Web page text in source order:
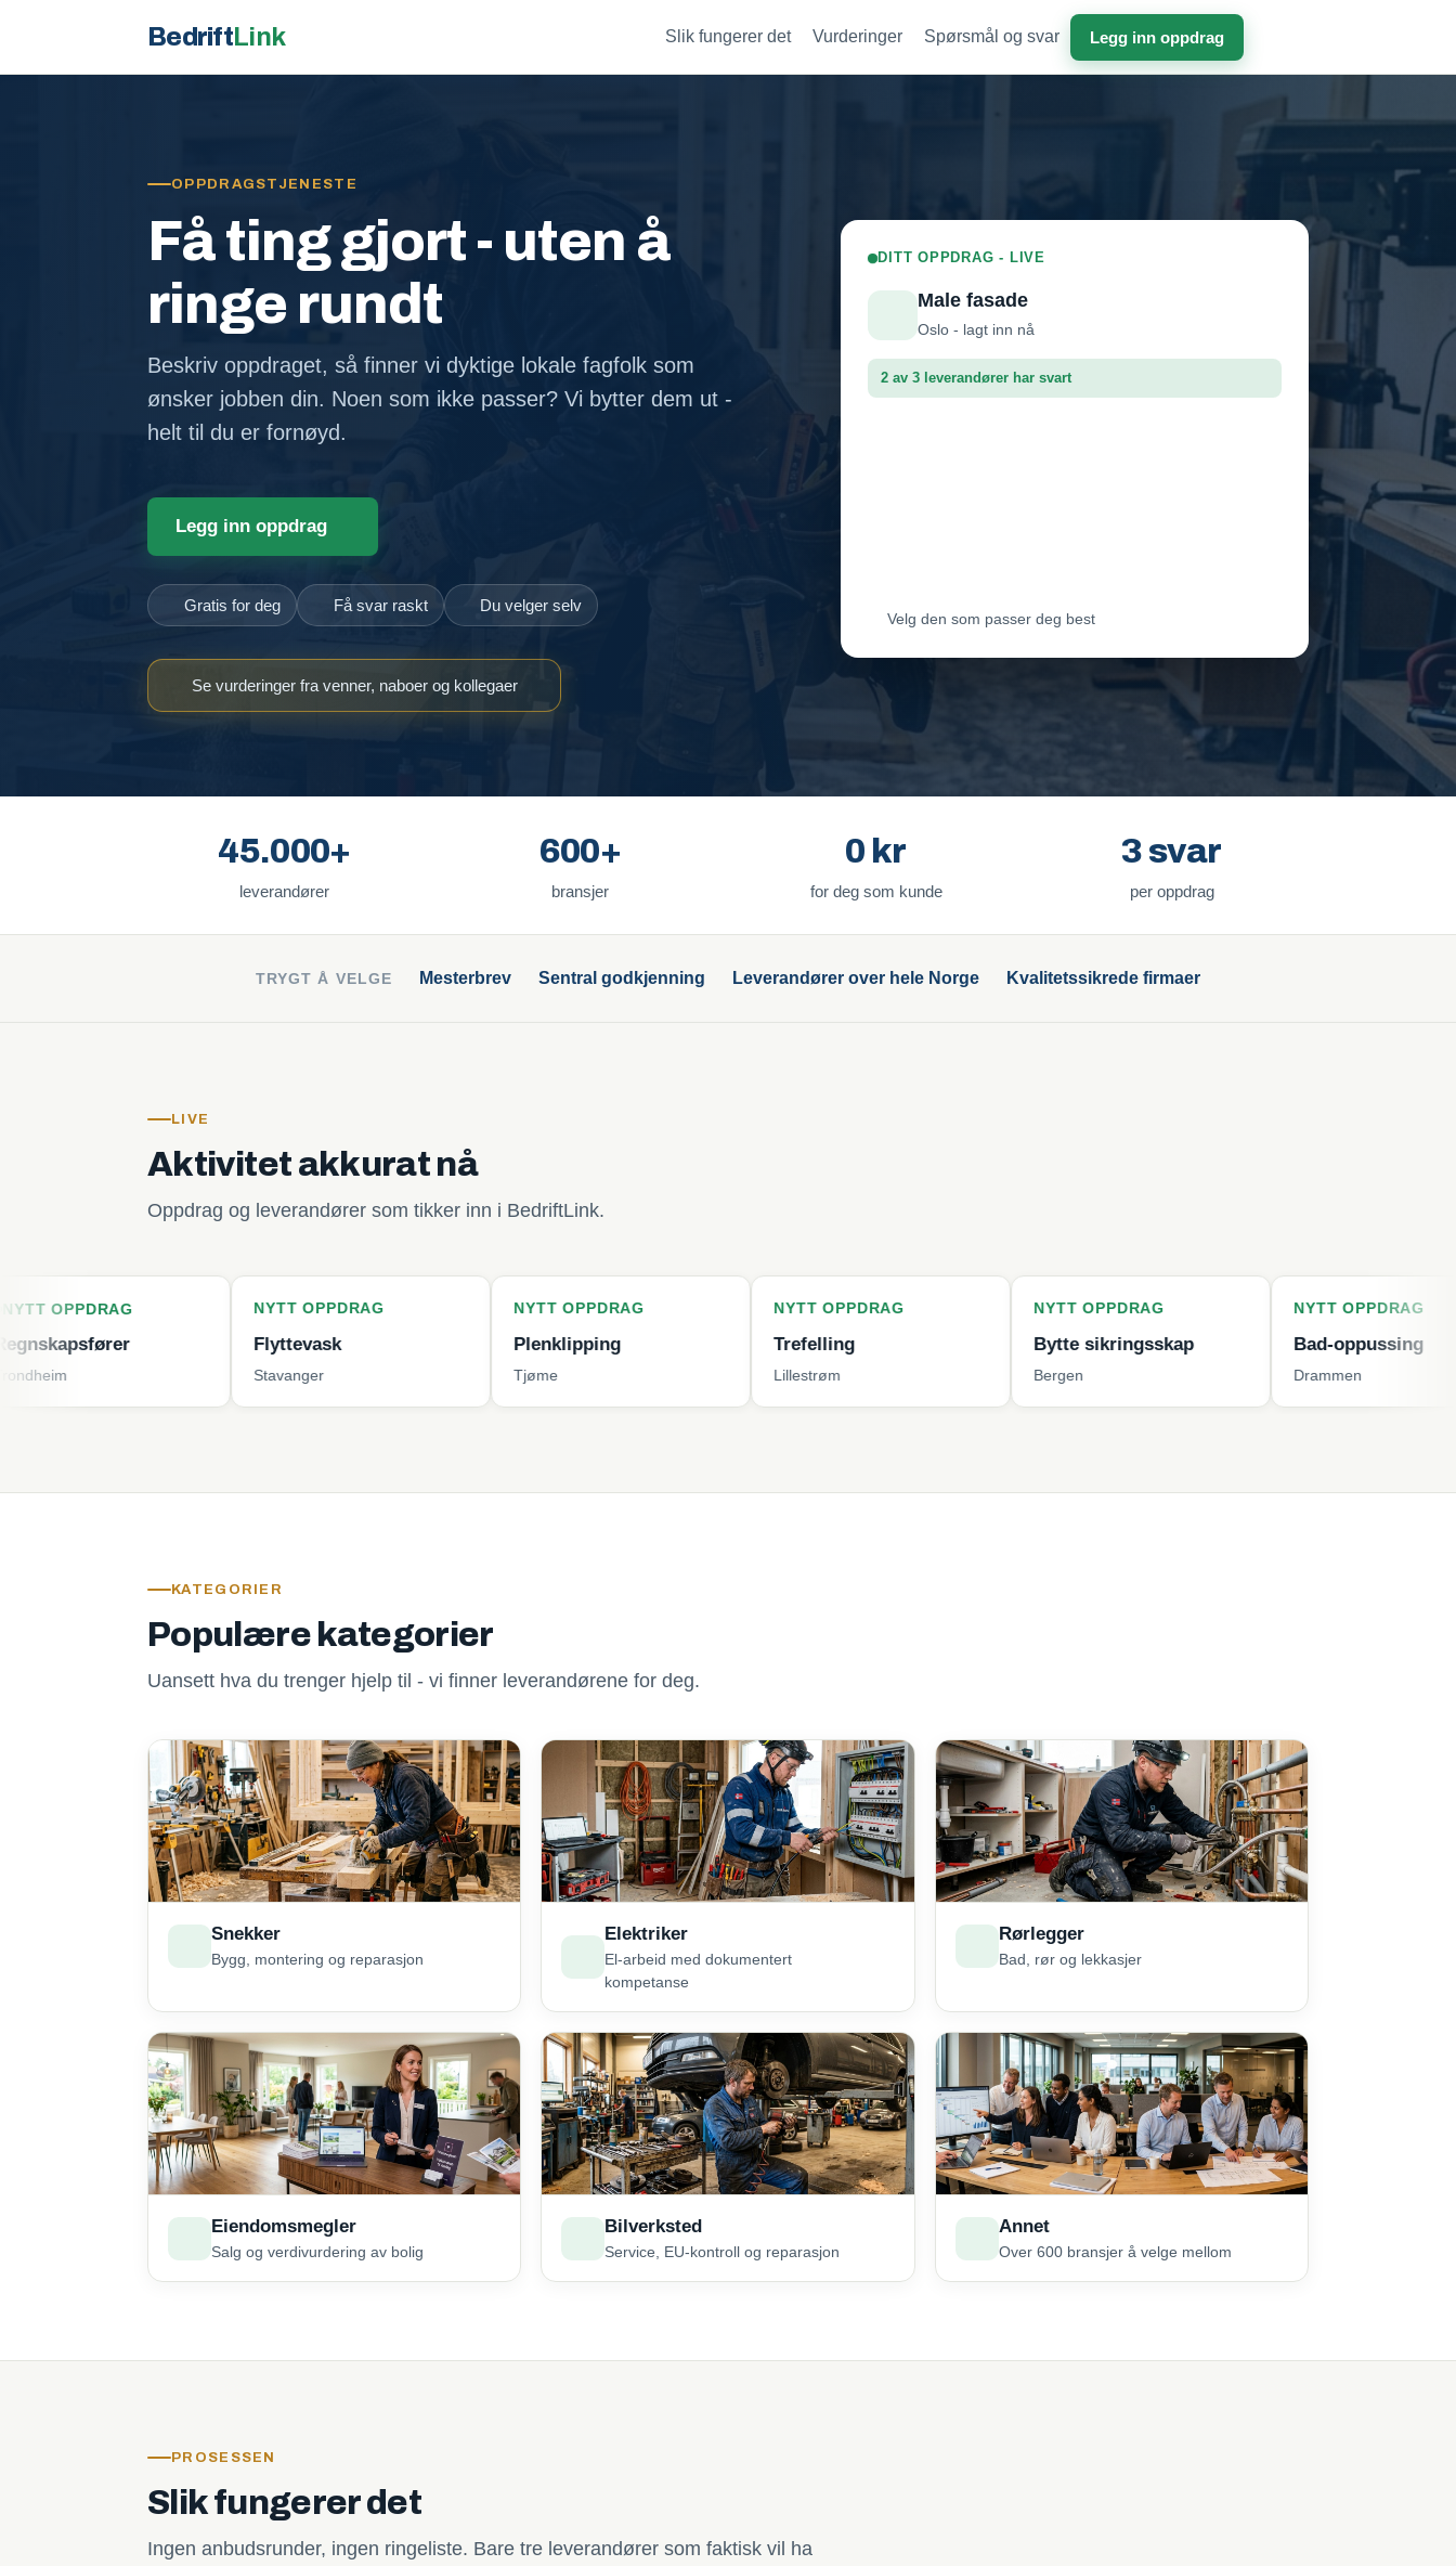
BedriftLink Slik fungerer det Vurderinger Spørsmål og svar Legg inn oppdrag
OPPDRAGSTJENESTE
Få ting gjort - uten å
ringe rundt
Beskriv oppdraget, så finner vi dyktige lokale fagfolk som
ønsker jobben din. Noen som ikke passer? Vi bytter dem ut -
helt til du er fornøyd.
Legg inn oppdrag
Gratis for deg Få svar raskt Du velger selv
Se vurderinger fra venner, naboer og kollegaer
DITT OPPDRAG - LIVE
Male fasade
Oslo - lagt inn nå
2 av 3 leverandører har svart
Velg den som passer deg best
45.000+
leverandører
600+
bransjer
0 kr
for deg som kunde
3 svar
per oppdrag
TRYGT Å VELGE Mesterbrev Sentral godkjenning Leverandører over hele Norge Kvalitetssikrede firmaer
LIVE
Aktivitet akkurat nå
Oppdrag og leverandører som tikker inn i BedriftLink.
NYTT OPPDRAG NYTT OPPDRAG
Plenklipping
NYTT OPPDRAG NYTT OPPDRAG
Bytte sikringsskap
NYTT OPPDRAG
Bad-oppussing
KATEGORIER
Populære kategorier
Uansett hva du trenger hjelp til - vi finner leverandørene for deg.
Snekker
Bygg, montering og reparasjon
Elektriker
El-arbeid med dokumentert
kompetanse
Rørlegger
Bad, rør og lekkasjer
Eiendomsmegler
Salg og verdivurdering av bolig
Bilverksted
Service, EU-kontroll og reparasjon
Annet
Over 600 bransjer å velge mellom
PROSESSEN
Slik fungerer det
Ingen anbudsrunder, ingen ringeliste. Bare tre leverandører som faktisk vil ha